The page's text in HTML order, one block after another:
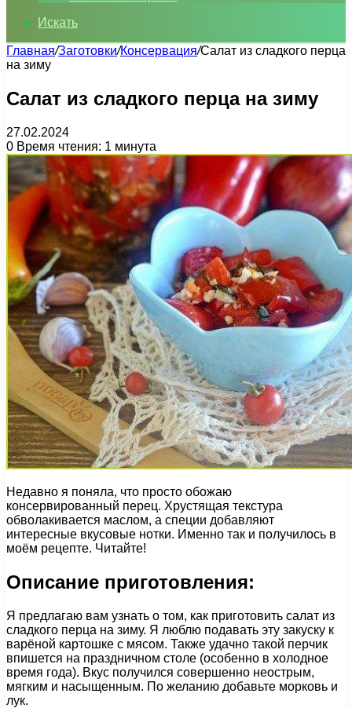
Искать
Главная/Заготовки/Консервация/Салат из сладкого перца
на зиму
Салат из сладкого перца на зиму
27.02.2024
0 Время чтения: 1 минута
Недавно я поняла, что просто обожаю
консервированный перец. Хрустящая текстура
обволакивается маслом, а специи добавляют
интересные вкусовые нотки. Именно так и получилось в
моём рецепте. Читайте!
Описание приготовления:
Я предлагаю вам узнать о том, как приготовить салат из
сладкого перца на зиму. Я люблю подавать эту закуску к
варёной картошке с мясом. Также удачно такой перчик
впишется на праздничном столе (особенно в холодное
время года). Вкус получился совершенно неострым,
мягким и насыщенным. По желанию добавьте морковь и
лук.